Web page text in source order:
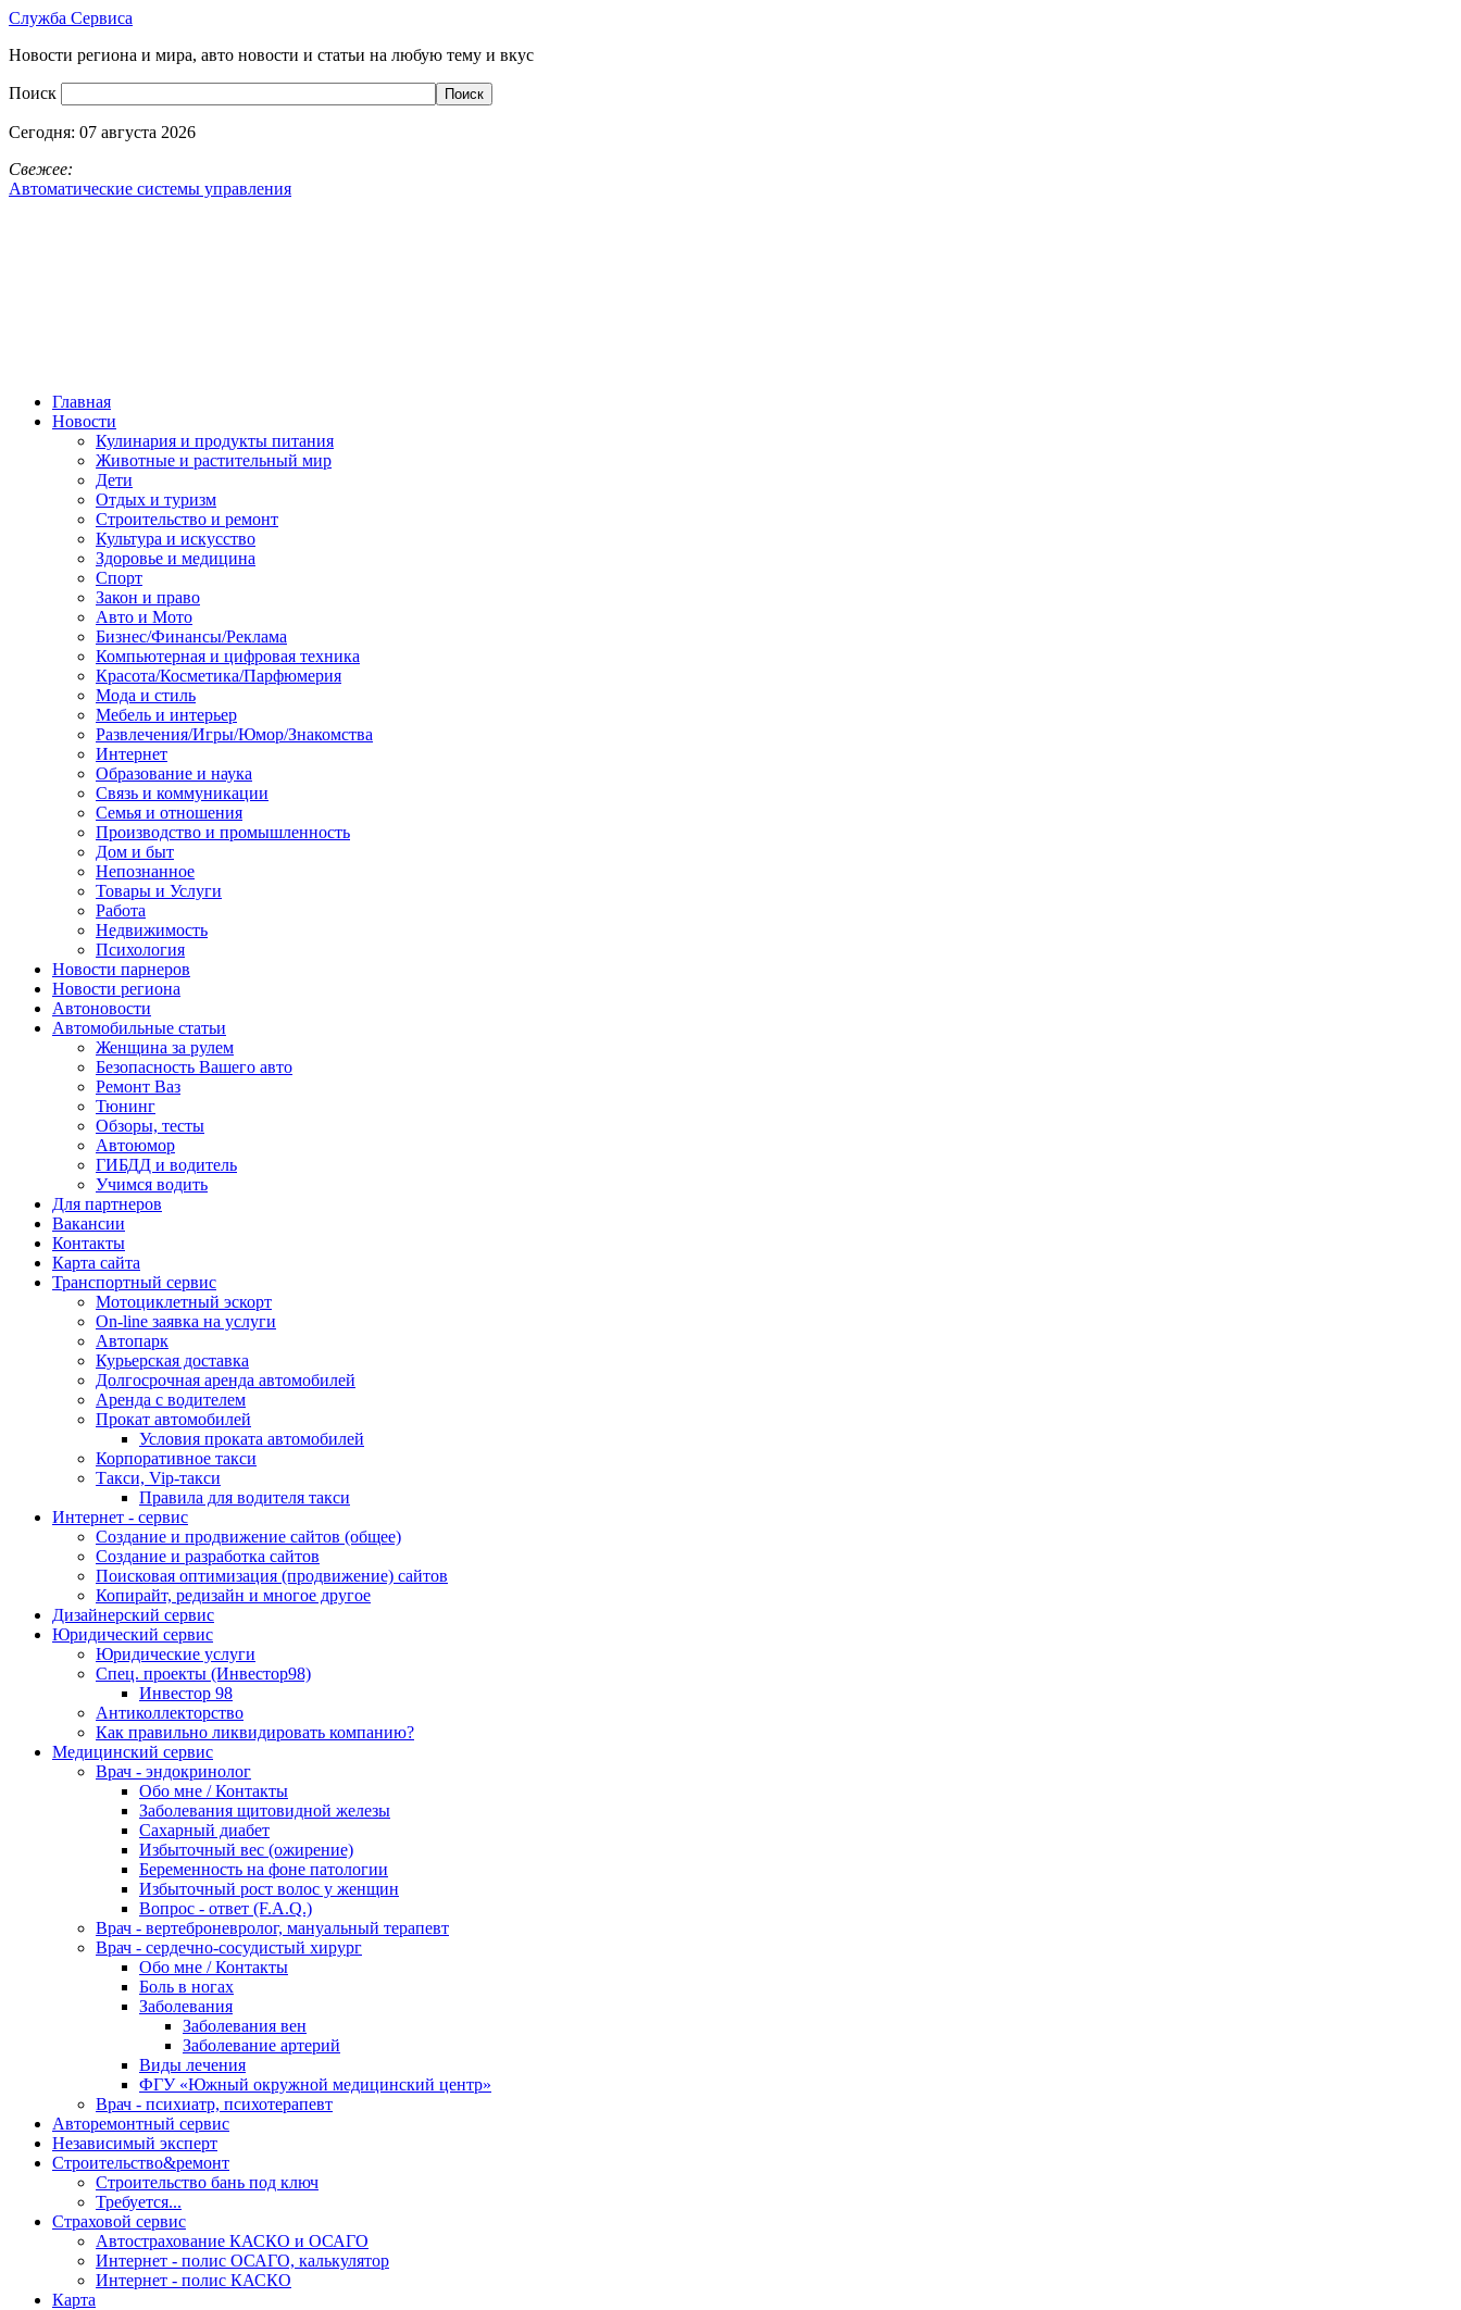
Служба Сервиса
Новости региона и мира, авто новости и статьи на любую тему и вкус
Поиск
Сегодня: 07 августа 2026
Свежее:
Автоматические системы управления
Главная
Новости
Кулинария и продукты питания
Животные и растительный мир
Дети
Отдых и туризм
Строительство и ремонт
Культура и искусство
Здоровье и медицина
Спорт
Закон и право
Авто и Мото
Бизнес/Финансы/Реклама
Компьютерная и цифровая техника
Красота/Косметика/Парфюмерия
Мода и стиль
Мебель и интерьер
Развлечения/Игры/Юмор/Знакомства
Интернет
Образование и наука
Связь и коммуникации
Семья и отношения
Производство и промышленность
Дом и быт
Непознанное
Товары и Услуги
Работа
Недвижимость
Психология
Новости парнеров
Новости региона
Автоновости
Автомобильные статьи
Женщина за рулем
Безопасность Вашего авто
Ремонт Ваз
Тюнинг
Обзоры, тесты
Автоюмор
ГИБДД и водитель
Учимся водить
Для партнеров
Вакансии
Контакты
Карта сайта
Транспортный сервис
Мотоциклетный эскорт
On-line заявка на услуги
Автопарк
Курьерская доставка
Долгосрочная аренда автомобилей
Аренда с водителем
Прокат автомобилей
Условия проката автомобилей
Корпоративное такси
Такси, Vip-такси
Правила для водителя такси
Интернет - сервис
Создание и продвижение сайтов (общее)
Создание и разработка сайтов
Поисковая оптимизация (продвижение) сайтов
Копирайт, редизайн и многое другое
Дизайнерский сервис
Юридический сервис
Юридические услуги
Спец. проекты (Инвестор98)
Инвестор 98
Антиколлекторство
Как правильно ликвидировать компанию?
Медицинский сервис
Врач - эндокринолог
Обо мне / Контакты
Заболевания щитовидной железы
Сахарный диабет
Избыточный вес (ожирение)
Беременность на фоне патологии
Избыточный рост волос у женщин
Вопрос - ответ (F.A.Q.)
Врач - вертеброневролог, мануальный терапевт
Врач - сердечно-сосудистый хирург
Обо мне / Контакты
Боль в ногах
Заболевания
Заболевания вен
Заболевание артерий
Виды лечения
ФГУ «Южный окружной медицинский центр»
Врач - психиатр, психотерапевт
Авторемонтный сервис
Независимый эксперт
Строительство&ремонт
Строительство бань под ключ
Требуется...
Страховой сервис
Автострахование КАСКО и ОСАГО
Интернет - полис ОСАГО, калькулятор
Интернет - полис КАСКО
Карта